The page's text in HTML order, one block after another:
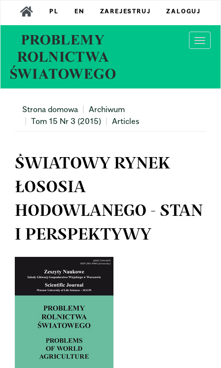
Main
Navigation
Content
Sidebar
PL EN ZAREJESTRUJ ZALOGUJ
Strona domowa
Archiwum
Tom 15 Nr 3 (2015)
Articles
ŚWIATOWY RYNEK
ŁOSOSIA
HODOWLANEGO - STAN
I PERSPEKTYWY
Article
Sidebar